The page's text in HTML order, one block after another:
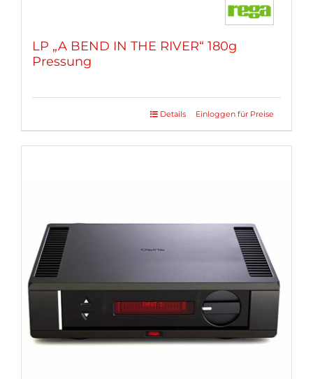
LP „A BEND IN THE RIVER“ 180g
Pressung
Einloggen für Preise
Details